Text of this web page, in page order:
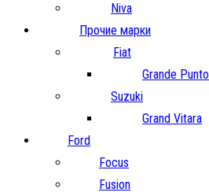
Niva
Прочие марки
Fiat
Grande Punto
Suzuki
Grand Vitara
Ford
Focus
Fusion